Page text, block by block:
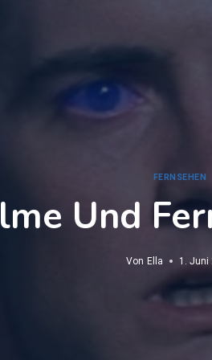
FERNSEHEN
Und
Von Ella 1. Juni